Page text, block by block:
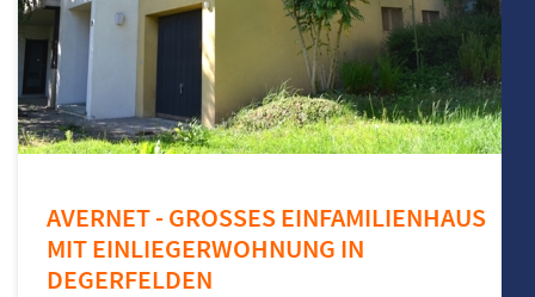
AVERNET - GROSSES EINFAMILIENHAUS
MIT EINLIEGERWOHNUNG IN
DEGERFELDEN